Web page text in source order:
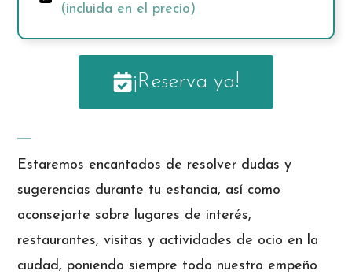
(incluida en el precio)
¡Reserva ya!
Estaremos encantados de resolver dudas y
sugerencias durante tu estancia, así como
aconsejarte sobre lugares de interés,
restaurantes, visitas y actividades de ocio en la
ciudad, poniendo siempre todo nuestro empeño